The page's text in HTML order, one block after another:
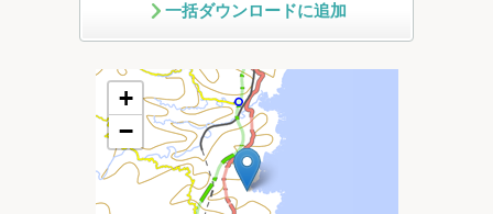
一括ダウンロードに追加
+
−